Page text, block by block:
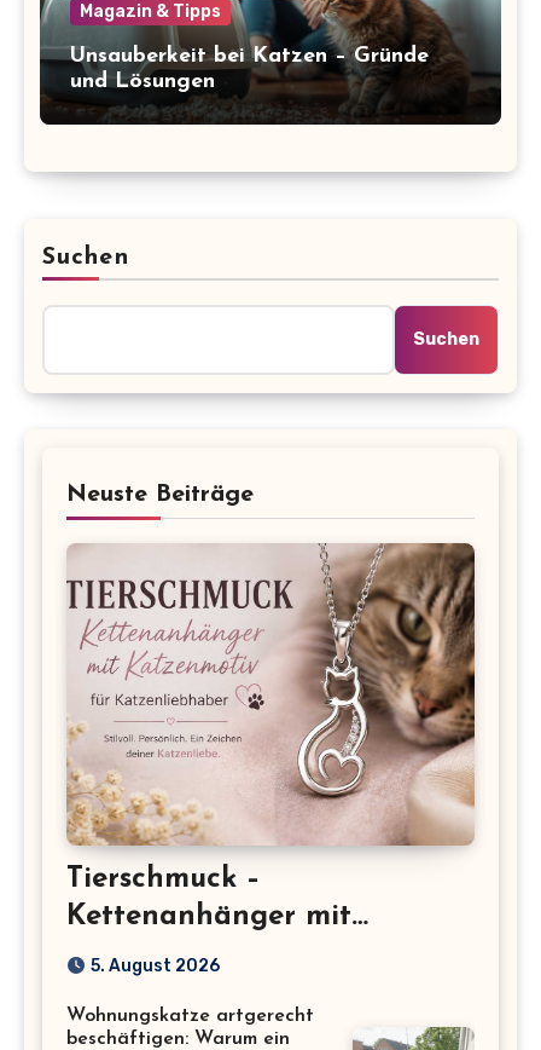
Magazin & Tipps
Unsauberkeit bei Katzen – Gründe
und Lösungen
Suchen
Suchen
Neuste Beiträge
Tierschmuck –
Kettenanhänger mit
Katzenmotiv für
5. August 2026
Wohnungskatze artgerecht
beschäftigen: Warum ein